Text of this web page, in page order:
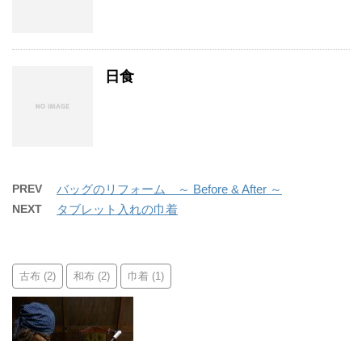
日食
PREV バッグのリフォーム ～ Before & After ～
NEXT タブレット入れの巾着
古布 (2) 和布 (2) 巾着 (1)